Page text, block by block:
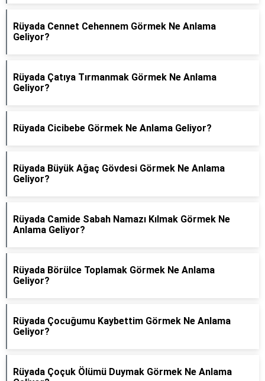
Rüyada Cennet Cehennem Görmek Ne Anlama
Geliyor?
Rüyada Çatıya Tırmanmak Görmek Ne Anlama
Geliyor?
Rüyada Cicibebe Görmek Ne Anlama Geliyor?
Rüyada Büyük Ağaç Gövdesi Görmek Ne Anlama
Geliyor?
Rüyada Camide Sabah Namazı Kılmak Görmek Ne
Anlama Geliyor?
Rüyada Börülce Toplamak Görmek Ne Anlama
Geliyor?
Rüyada Çocuğumu Kaybettim Görmek Ne Anlama
Geliyor?
Rüyada Çoçuk Ölümü Duymak Görmek Ne Anlama